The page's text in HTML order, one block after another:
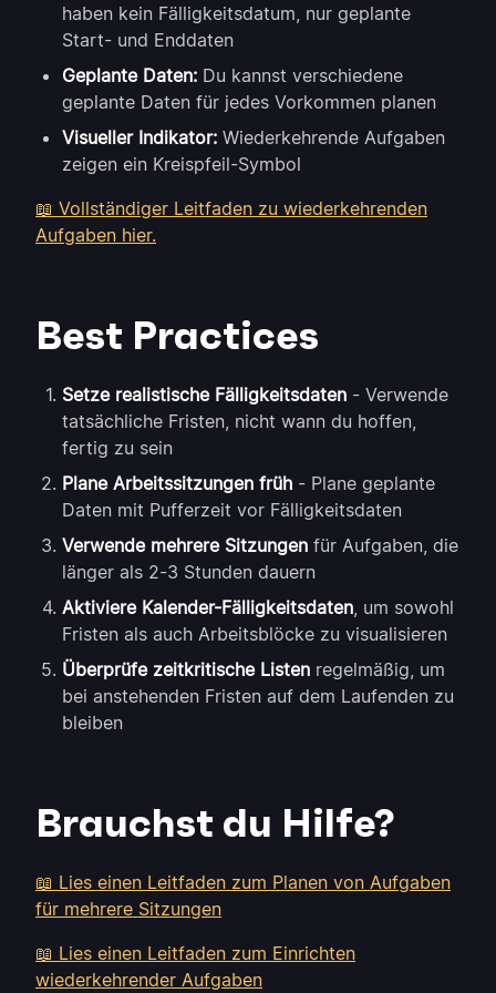
haben kein Fälligkeitsdatum, nur geplante
Start- und Enddaten
Geplante Daten: Du kannst verschiedene
geplante Daten für jedes Vorkommen planen
Visueller Indikator: Wiederkehrende Aufgaben
zeigen ein Kreispfeil-Symbol
📖 Vollständiger Leitfaden zu wiederkehrenden
Aufgaben hier.
Best Practices
Setze realistische Fälligkeitsdaten - Verwende
tatsächliche Fristen, nicht wann du hoffen,
fertig zu sein
Plane Arbeitssitzungen früh - Plane geplante
Daten mit Pufferzeit vor Fälligkeitsdaten
Verwende mehrere Sitzungen für Aufgaben, die
länger als 2-3 Stunden dauern
Aktiviere Kalender-Fälligkeitsdaten, um sowohl
Fristen als auch Arbeitsblöcke zu visualisieren
Überprüfe zeitkritische Listen regelmäßig, um
bei anstehenden Fristen auf dem Laufenden zu
bleiben
Brauchst du Hilfe?
📖 Lies einen Leitfaden zum Planen von Aufgaben
für mehrere Sitzungen
📖 Lies einen Leitfaden zum Einrichten
wiederkehrender Aufgaben